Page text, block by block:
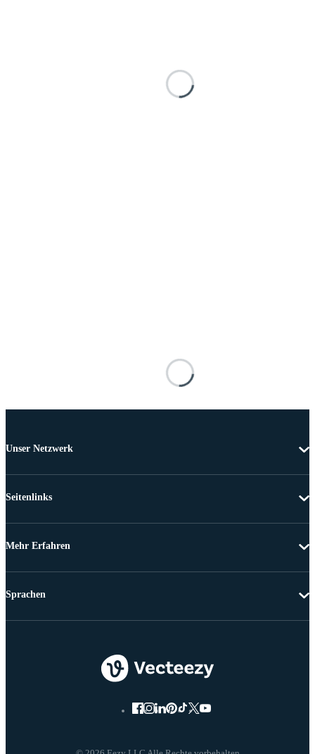
Unser Netzwerk
Seitenlinks
Mehr Erfahren
Sprachen